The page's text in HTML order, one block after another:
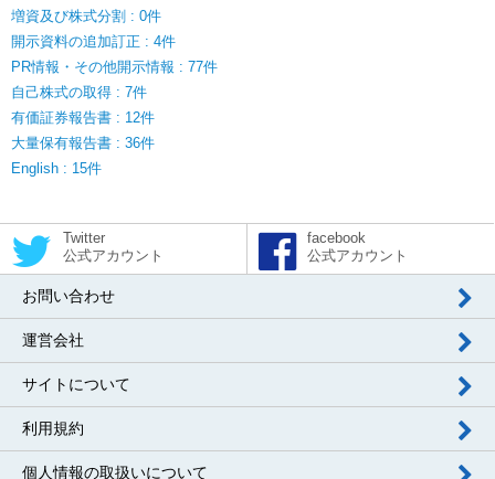
増資及び株式分割 : 0件
開示資料の追加訂正 : 4件
PR情報・その他開示情報 : 77件
自己株式の取得 : 7件
有価証券報告書 : 12件
大量保有報告書 : 36件
English : 15件
Twitter
公式アカウント
facebook
公式アカウント
お問い合わせ
運営会社
サイトについて
利用規約
個人情報の取扱いについて